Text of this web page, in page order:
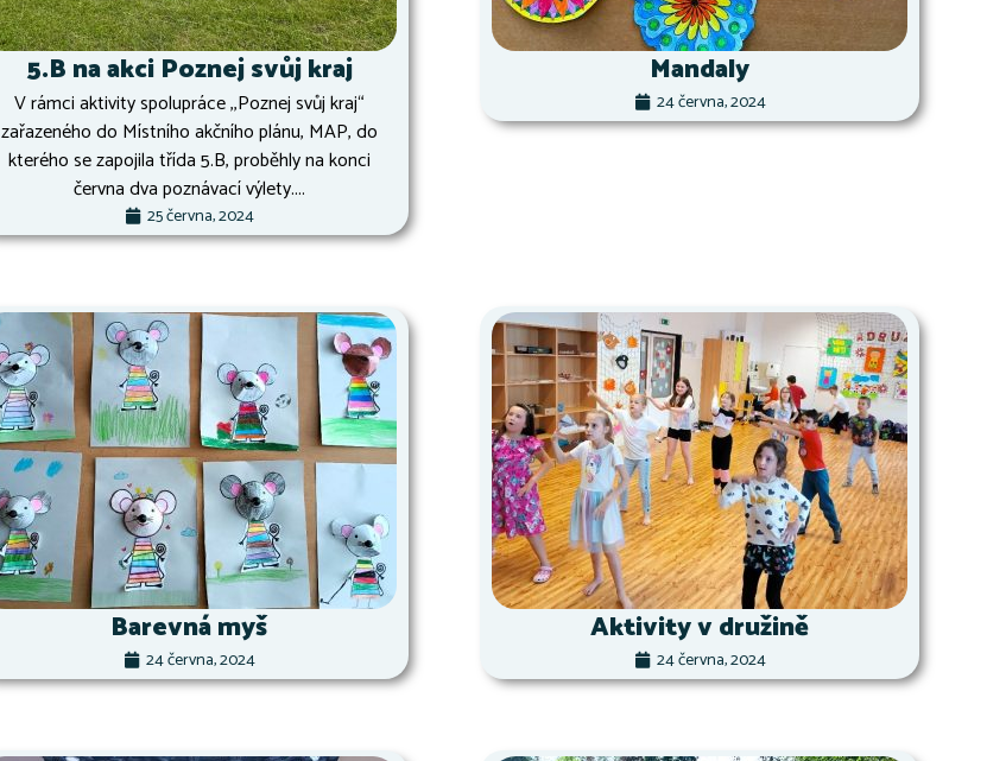
5.B na akci Poznej svůj kraj
V rámci aktivity spolupráce ,,Poznej svůj kraj“
zařazeného do Místního akčního plánu, MAP, do
kterého se zapojila třída 5.B, proběhly na konci
června dva poznávací výlety....
25 června, 2024
Mandaly
24 června, 2024
Barevná myš
24 června, 2024
Aktivity v družině
24 června, 2024